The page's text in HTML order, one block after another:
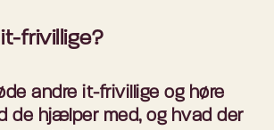
frivillige?
andre it-frivillige og høre
de hjælper med, og hvad der